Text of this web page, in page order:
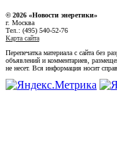
© 2026 «Новости энеретики»
г. Москва
Тел.: (495) 540-52-76
Карта сайта
Перепечатка материала с сайта без
объявлений и комментариев,
не несет. Вся информация носит